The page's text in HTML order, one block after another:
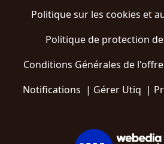
Politique sur les cookies et
Politique de protection
Conditions Générales de
Notifications | Gérer Utiq |